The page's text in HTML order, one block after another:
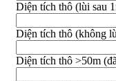
Diện tích thô (lùi sau
Diện tích thô (không
Diện tích thô >50m